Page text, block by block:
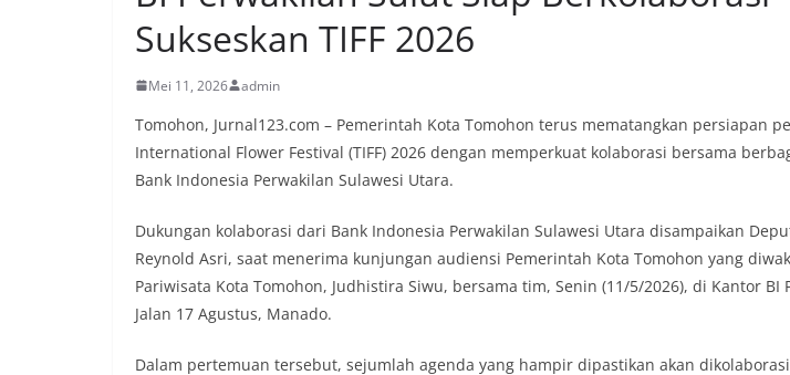
Sukseskan TIFF 2026
Mei 11, 2026 admin
Tomohon, Jurnal123.com – Pemerintah Kota Tomohon terus mematangkan persiapan
International Flower Festival (TIFF) 2026 dengan memperkuat kolaborasi bersama
Bank Indonesia Perwakilan Sulawesi Utara.
Dukungan kolaborasi dari Bank Indonesia Perwakilan Sulawesi Utara disampaikan
Reynold Asri, saat menerima kunjungan audiensi Pemerintah Kota Tomohon yang
Pariwisata Kota Tomohon, Judhistira Siwu, bersama tim, Senin (11/5/2026), di Kantor BI
Jalan 17 Agustus, Manado.
Dalam pertemuan tersebut, sejumlah agenda yang hampir dipastikan akan